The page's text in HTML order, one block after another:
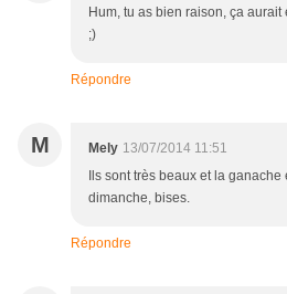
Hum, tu as bien raison, ça
;)
Répondre
M Mely 13/07/2014 11:51
Ils sont très beaux et la
dimanche, bises.
Répondre